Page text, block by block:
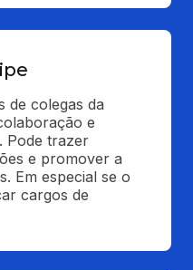
de colegas da
e
Pode trazer
e promover a
Em especial se o
cargos de